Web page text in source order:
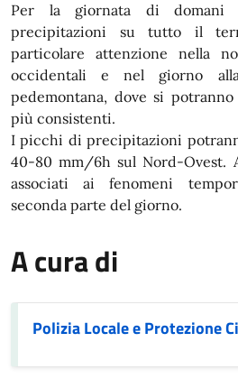
Per la giornata di domani
precipitazioni su tutto il
particolare attenzione nella
occidentali e nel giorno
pedemontana, dove si
più consistenti.
I picchi di precipitazioni
40-80 mm/6h sul Nord-Ovest.
associati ai fenomeni
seconda parte del giorno.
A cura di
Polizia Locale e Protezione